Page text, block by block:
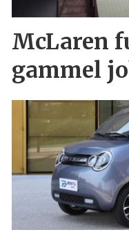
McLaren
gammel